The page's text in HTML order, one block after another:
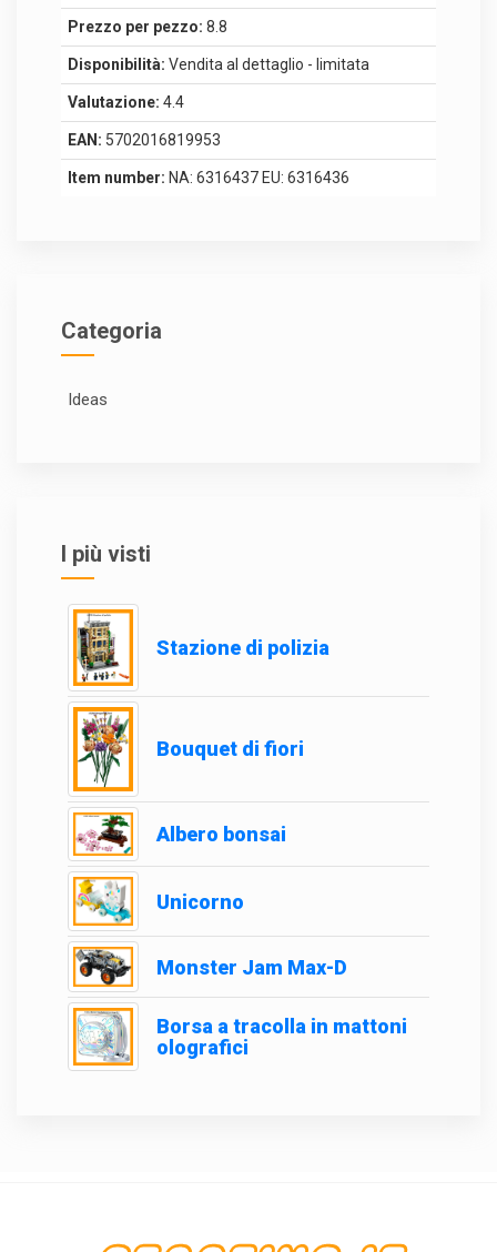
Prezzo per pezzo: 8.8
Disponibilità: Vendita al dettaglio - limitata
Valutazione: 4.4
EAN: 5702016819953
Item number: NA: 6316437 EU: 6316436
Categoria
Ideas
I più visti
Stazione di polizia
Bouquet di fiori
Albero bonsai
Unicorno
Monster Jam Max-D
Borsa a tracolla in mattoni
olografici